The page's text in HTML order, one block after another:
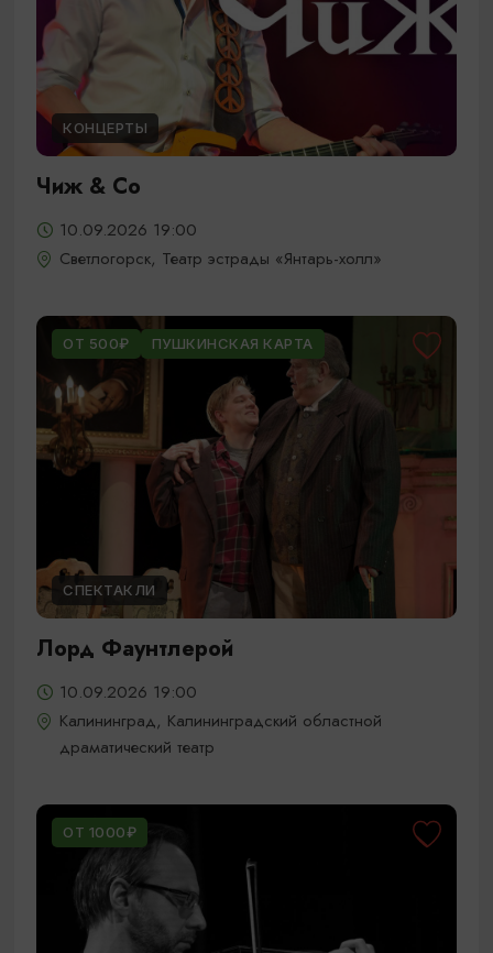
КОНЦЕРТЫ
Чиж & Cо
10.09.2026 19:00
Светлогорск, Театр эстрады «Янтарь-холл»
ОТ 500₽ ПУШКИНСКАЯ КАРТА
СПЕКТАКЛИ
Лорд Фаунтлерой
10.09.2026 19:00
Калининград, Калининградский областной
драматический театр
ОТ 1000₽